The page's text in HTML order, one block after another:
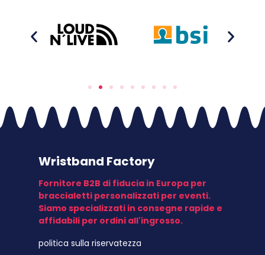
Wristband Factory
Fornitore B2B di fiducia in Europa per
braccialetti personalizzati per eventi.
Siamo specializzati in consegne rapide e
affidabili per ordini all'ingrosso.
politica sulla riservatezza